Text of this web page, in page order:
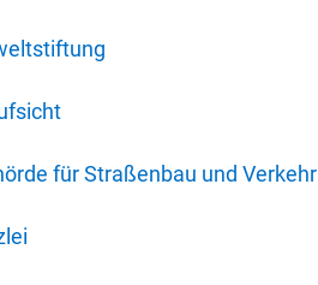
für Straßenbau und Verkehr